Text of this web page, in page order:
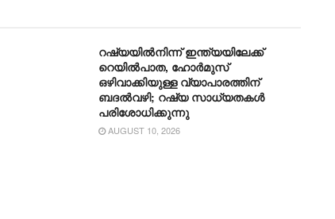
റഷ്യയിൽനിന്ന് ഇന്ത്യയിലേക്ക്
റെയിൽപാത, ഹോർമുസ്
ഒഴിവാക്കിയുള്ള വ്യാപാരത്തിന്
ബദൽവഴി; റഷ്യ സാധ്യതകൾ
പരിശോധിക്കുന്നു
AUGUST 10, 2026